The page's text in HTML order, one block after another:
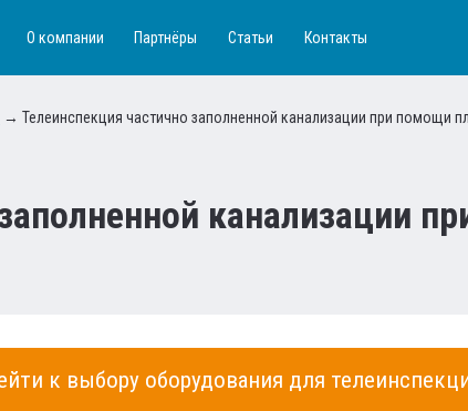
О компании Партнёры Статьи Контакты
→ Телеинспекция частично заполненной канализации при помощи
канализации
к выбору оборудования для